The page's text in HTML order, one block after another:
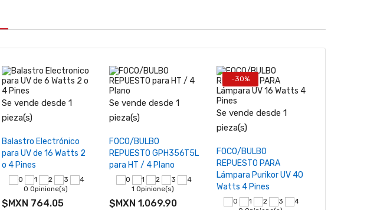
Se vende desde 1
pieza(s)Seleccionar
opciones
Balastro Electrónico
para UV de 16 Watts 2
o 4 Pines
0 Opinione(s)
$MXN 764.05
Se vende desde 1
pieza(s)
−
Añadir al carrito
FOCO/BULBO
REPUESTO GPH356T5L
para HT / 4 Plano
1 Opinione(s)
$MXN 1,069.90
-30%
Se vende desde 1
pieza(s)
−
Añadir al carrito
FOCO/BULBO
REPUESTO PARA
Lámpara Purikor UV 40
Watts 4 Pines